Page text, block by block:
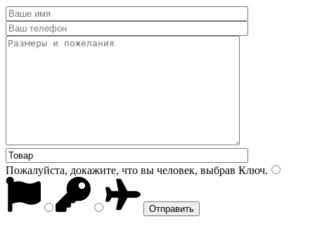
Пожалуйста, докажите, что вы человек, выбрав Ключ.